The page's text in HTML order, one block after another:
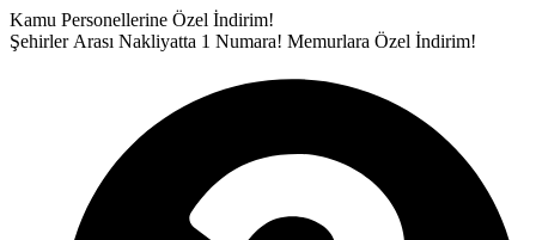
İçeriğe
atla
Kamu Personellerine Özel İndirim!
Şehirler Arası Nakliyatta 1 Numara! Memurlara Özel İndirim!